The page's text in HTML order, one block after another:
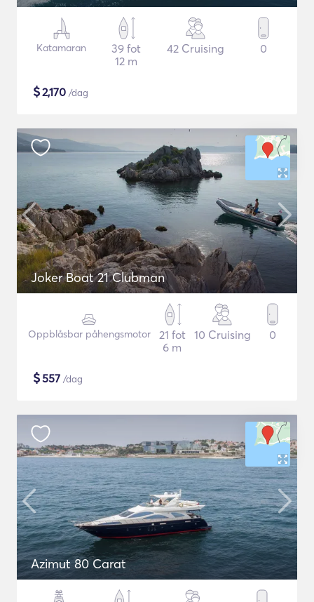
Katamaran
39 fot
12 m
42 Cruising 0
$2,170 /dag
Joker Boat 21 Clubman
Oppblåsbar påhengsmotor
21 fot
6 m
10 Cruising 0
$557 /dag
Azimut 80 Carat